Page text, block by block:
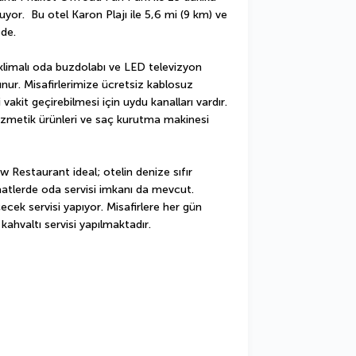
Bu otel Karon Plajı ile 5,6 mi (9 km) ve
oda buzdolabı ve LED televizyon
Misafirlerimize ücretsiz kablosuz
geçirebilmesi için uydu kanalları vardır.
ürünleri ve saç kurutma makinesi
Restaurant ideal; otelin denize sıfır
oda servisi imkanı da mevcut.
servisi yapıyor. Misafirlere her gün
servisi yapılmaktadır.